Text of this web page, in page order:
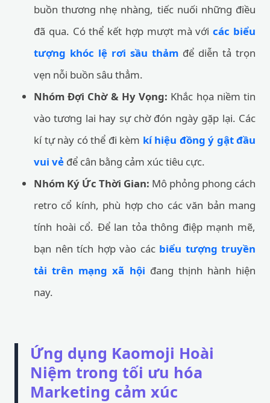
buồn thương nhẹ nhàng, tiếc nuối những điều
đã qua. Có thể kết hợp mượt mà vớicác biểu
tượng khóc lệ rơi sầu thảm để diễn tả trọn
vẹn nỗi buồn sâu thẳm.
Nhóm Đợi Chờ & Hy Vọng: Khắc họa niềm tin
vào tương lai hay sự chờ đón ngày gặp lại. Các
kí tự này có thể đi kèm kí hiệu đồng ý gật đầu
vui vẻ để cân bằng cảm xúc tiêu cực.
Nhóm Ký Ức Thời Gian: Mô phỏng phong cách
retro cổ kính, phù hợp cho các văn bản mang
tính hoài cổ. Để lan tỏa thông điệp mạnh mẽ,
bạn nên tích hợp vào các biểu tượng truyền
tải trên mạng xã hội đang thịnh hành hiện
nay.
Ứng dụng Kaomoji Hoài
Niệm trong tối ưu hóa
Marketing cảm xúc